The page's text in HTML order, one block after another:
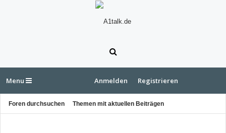
Menu
Foren durchsuchen Themen mit aktuellen Beiträgen
Anmelden Registrieren